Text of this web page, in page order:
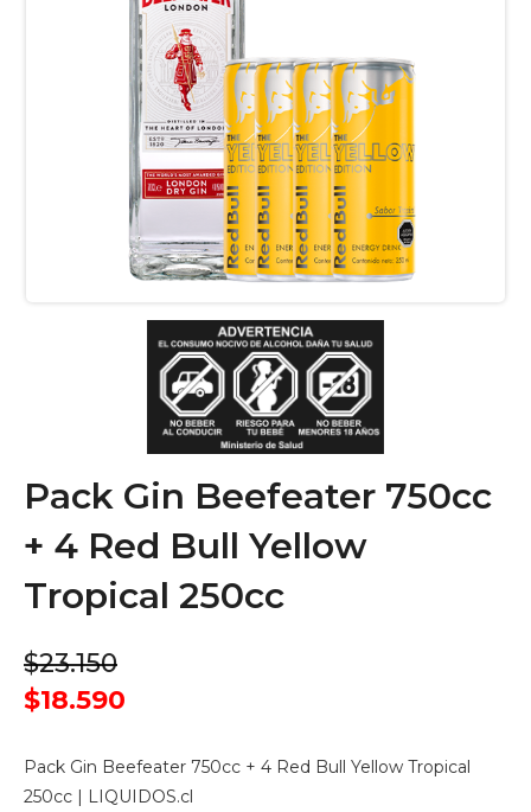
Pack Gin Beefeater 750cc
+ 4 Red Bull Yellow
Tropical 250cc
$23.150
$18.590
Pack Gin Beefeater 750cc + 4 Red Bull Yellow Tropical
250cc | LIQUIDOS.cl